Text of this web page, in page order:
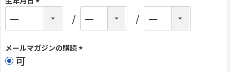
)
メールマガジンの購読
可